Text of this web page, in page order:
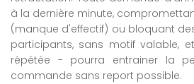
à la dernière minute,
(manque d'effectif) ou bloquant
participants, sans motif valable,
répétée - pourra entrainer la
commande sans report possible.